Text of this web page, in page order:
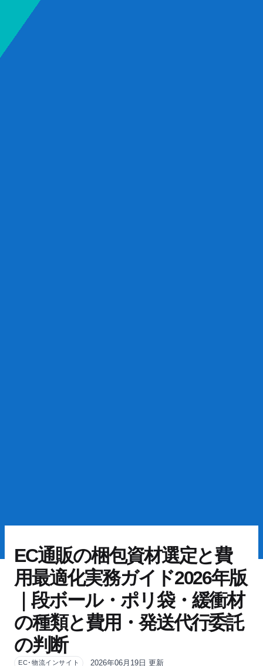
EC通販の梱包資材選定と費
用最適化実務ガイド2026年版
｜段ボール・ポリ袋・緩衝材
の種類と費用・発送代行委託
の判断
EC･物流インサイト
2026年06月19日 更新